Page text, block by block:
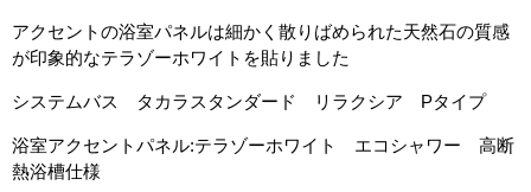
アクセントの浴室パネルは細かく散りばめられた天然石の質感
が印象的なテラゾーホワイトを貼りました
システムバス タカラスタンダード リラクシア Pタイプ
浴室アクセントパネル:テラゾーホワイト エコシャワー 高断
熱浴槽仕様